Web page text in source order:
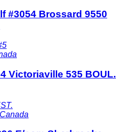
#3054 Brossard 9550
Victoriaville 535 BOUL.
Canada